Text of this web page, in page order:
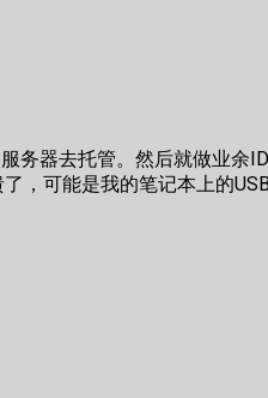
务器去托管。然后就做业余
，可能是我的笔记本上的